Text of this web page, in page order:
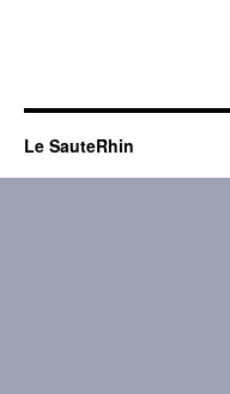
Le SauteRhin